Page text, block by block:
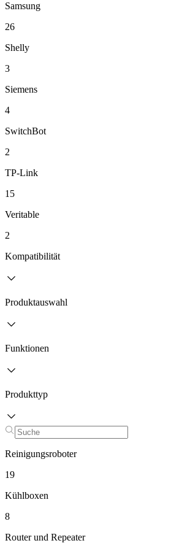
Samsung
26
Shelly
3
Siemens
4
SwitchBot
2
TP-Link
15
Veritable
2
Kompatibilität
Produktauswahl
Funktionen
Produkttyp
Reinigungsroboter
19
Kühlboxen
8
Router und Repeater